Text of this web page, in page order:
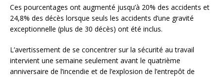
Ces pourcentages ont augmenté jusqu’à 20% des accidents et
24,8% des décès lorsque seuls les accidents d’une gravité
exceptionnelle (plus de 30 décès) ont été inclus.
L’avertissement de se concentrer sur la sécurité au travail
intervient une semaine seulement avant le quatrième
anniversaire de l’incendie et de l’explosion de l’entrepôt de